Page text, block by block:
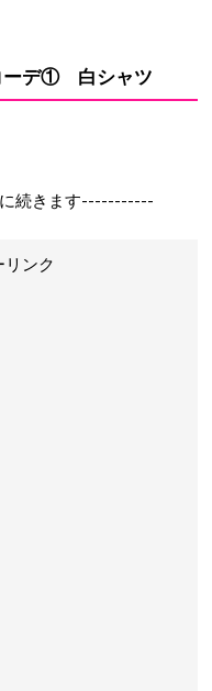
ーデ① 白シャツ
続きます-----------
リンク